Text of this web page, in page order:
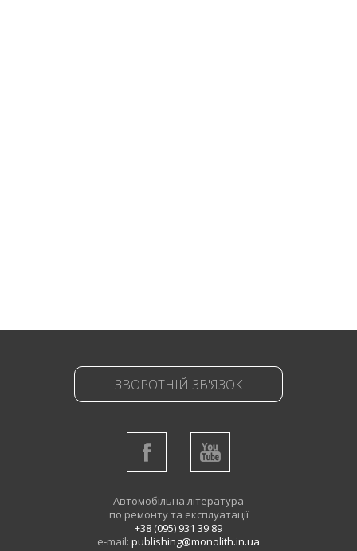
ЗВОРОТНІЙ ЗВ'ЯЗОК
Автомобільна література
по ремонту та експлуатації
+38 (095) 931 39 89
e-mail: publishing@monolith.in.ua